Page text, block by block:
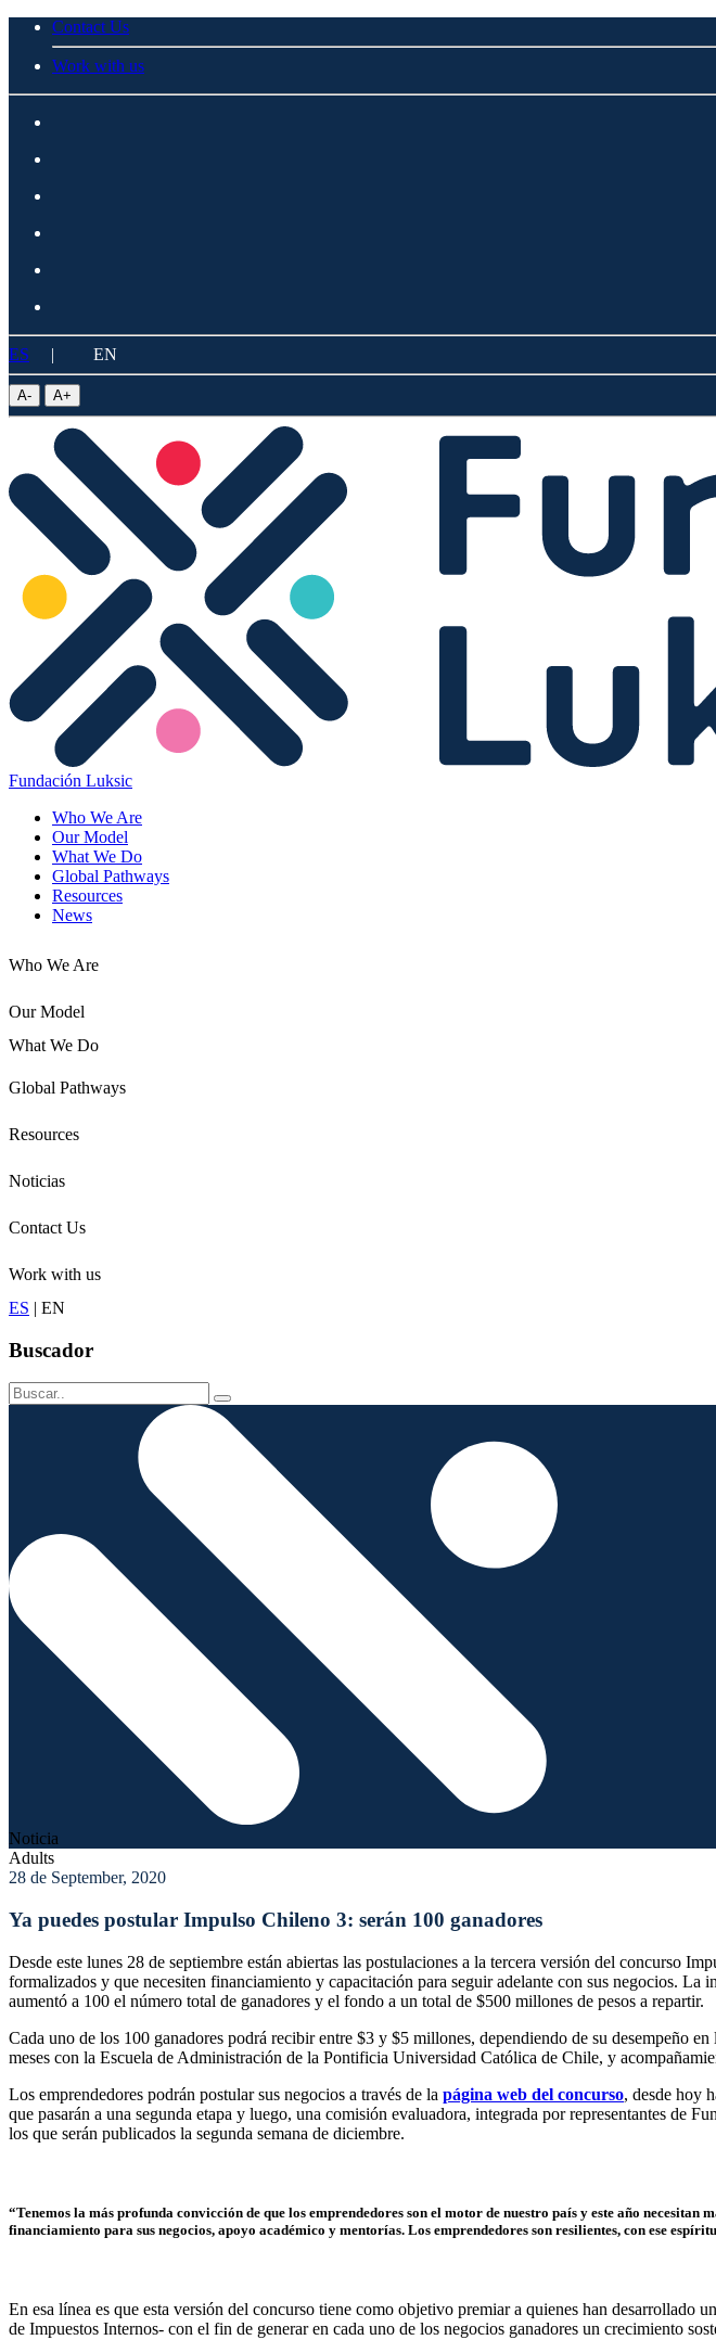
Contact Us
Work with us
ES | EN
A- A+
Fundación Luksic
Who We Are
Our Model
What We Do
Global Pathways
Resources
News
Who We Are
Our Model
What We Do
Youth
Conservation
Global Pathways
Resources
Noticias
Contact Us
Work with us
ES | EN
Buscador
Noticia
Adults
28 de September, 2020
Ya puedes postular Impulso Chileno 3: serán 100 ganadores
Desde este lunes 28 de septiembre están abiertas las postulaciones a la tercera versión del concurso
formalizados y que necesiten financiamiento y capacitación para seguir adelante con sus negocios.
aumentó a 100 el número total de ganadores y el fondo a un total de $500 millones de pesos a repartir.
Cada uno de los 100 ganadores podrá recibir entre $3 y $5 millones, dependiendo de su desempeño
meses con la Escuela de Administración de la Pontificia Universidad Católica de Chile, y
Los emprendedores podrán postular sus negocios a través de la página web del concurso, desde hoy
que pasarán a una segunda etapa y luego, una comisión evaluadora, integrada por representantes
los que serán publicados la segunda semana de diciembre.
“Tenemos la más profunda convicción de que los emprendedores son el motor de nuestro país y este año
financiamiento para sus negocios, apoyo académico y mentorías. Los emprendedores son resilientes, con ese
En esa línea es que esta versión del concurso tiene como objetivo premiar a quienes han
de Impuestos Internos- con el fin de generar en cada uno de los negocios ganadores un crecimiento